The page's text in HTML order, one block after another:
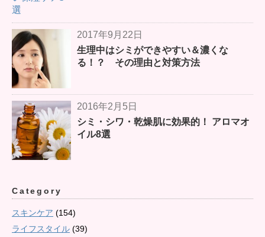
2017年9月22日
生理中はシミができやすい＆濃くな
る！？ その理由と対策方法
2016年2月5日
シミ・シワ・乾燥肌に効果的！ アロマオ
イル8選
Category
スキンケア (154)
ライフスタイル (39)